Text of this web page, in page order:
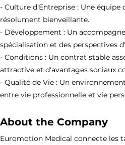
- Culture d'Entreprise : Une équipe
résolument bienveillante.
- Développement : Un
spécialisation et des perspectives
- Conditions : Un contrat stable
attractive et d'avantages sociaux
- Qualité de Vie : Un
entre vie professionnelle et vie
About the Company
Euromotion Medical connecte les